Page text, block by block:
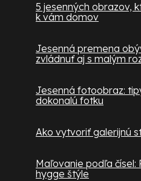
5 jesenných obrazov,
k vám domov
Jesenná premena
zvládnuť aj s malým
Jesenná fotoobraz:
dokonalú fotku
Ako vytvoriť galerijnú
Maľovanie podľa
hygge štýle